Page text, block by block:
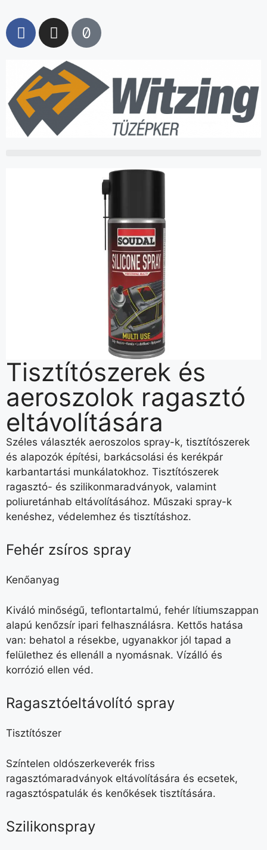
Tisztítószerek és
aeroszolok ragasztó
eltávolítására
Széles választék aeroszolos spray-k, tisztítószerek
és alapozók építési, barkácsolási és kerékpár
karbantartási munkálatokhoz. Tisztítószerek
ragasztó- és szilikonmaradványok, valamint
poliuretánhab eltávolításához. Műszaki spray-k
kenéshez, védelemhez és tisztításhoz.
Fehér zsíros spray
Kenőanyag
Kiváló minőségű, teflontartalmú, fehér lítiumszappan
alapú kenőzsír ipari felhasználásra. Kettős hatása
van: behatol a résekbe, ugyanakkor jól tapad a
felülethez és ellenáll a nyomásnak. Vízálló és
korrózió ellen véd.
Ragasztóeltávolító spray
Tisztítószer
Színtelen oldószerkeverék friss
ragasztómaradványok eltávolítására és ecsetek,
ragasztóspatulák és kenőkések tisztítására.
Szilikonspray